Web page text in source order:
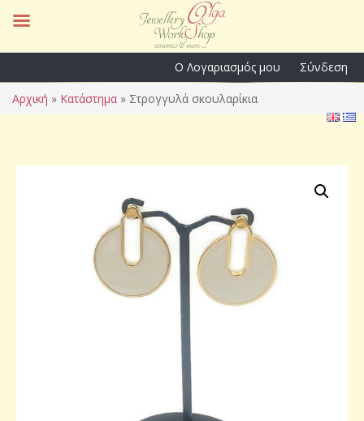
Ο Λογαριασμός μου Σύνδεση
Αρχική » Κατάστημα » Στρογγυλά σκουλαρίκια